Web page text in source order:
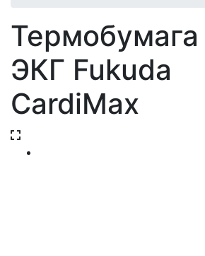
Термобумага
ЭКГ Fukuda
CardiMax